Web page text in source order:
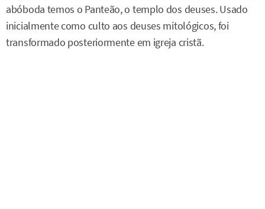
abóboda temos o Panteão, o templo dos deuses. Usado
inicialmente como culto aos deuses mitológicos, foi
transformado posteriormente em igreja cristã.